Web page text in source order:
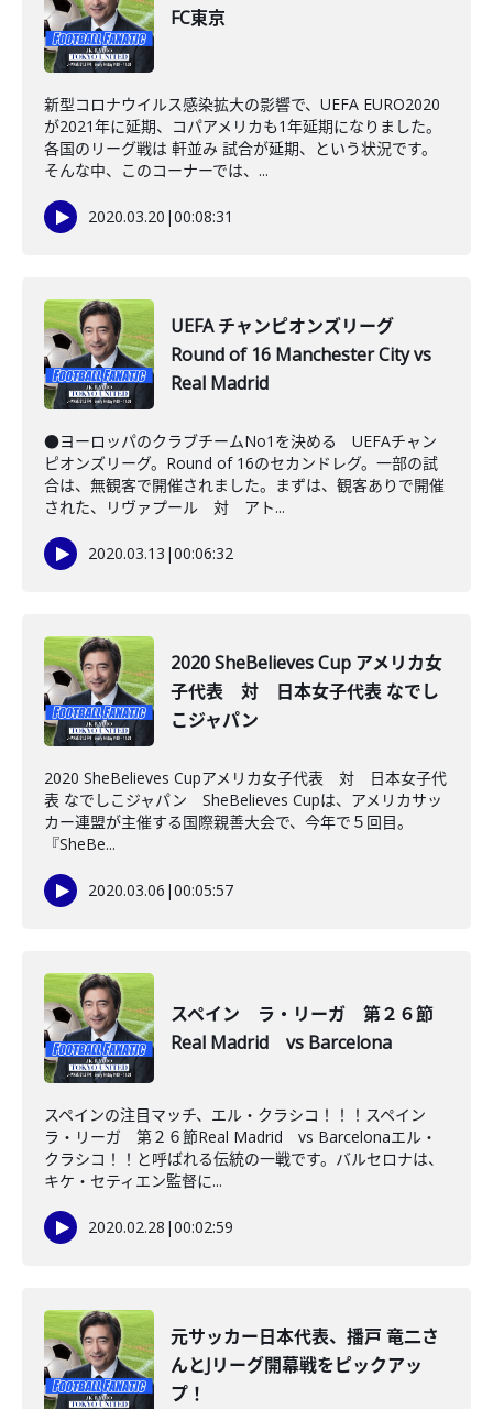
FC東京
新型コロナウイルス感染拡大の影響で、UEFA EURO2020
が2021年に延期、コパアメリカも1年延期になりました。
各国のリーグ戦は 軒並み 試合が延期、という状況です。
そんな中、このコーナーでは、...
2020.03.20 |00:08:31
UEFA チャンピオンズリーグ
Round of 16 Manchester City vs
Real Madrid
●ヨーロッパのクラブチームNo1を決める UEFAチャン
ピオンズリーグ。Round of 16のセカンドレグ。一部の試
合は、無観客で開催されました。まずは、観客ありで開催
された、リヴァプール 対 アト...
2020.03.13 |00:06:32
2020 SheBelieves Cup アメリカ女
子代表 対 日本女子代表 なでし
こジャパン
2020 SheBelieves Cupアメリカ女子代表 対 日本女子代
表 なでしこジャパン SheBelieves Cupは、アメリカサッ
カー連盟が主催する国際親善大会で、今年で５回目。
『SheBe...
2020.03.06 |00:05:57
スペイン ラ・リーガ 第２６節
Real Madrid vs Barcelona
スペインの注目マッチ、エル・クラシコ！！！スペイン
ラ・リーガ 第２６節Real Madrid vs Barcelonaエル・
クラシコ！！と呼ばれる伝統の一戦です。バルセロナは、
キケ・セティエン監督に...
2020.02.28 |00:02:59
元サッカー日本代表、播戸 竜二さ
んとJリーグ開幕戦をピックアッ
プ！